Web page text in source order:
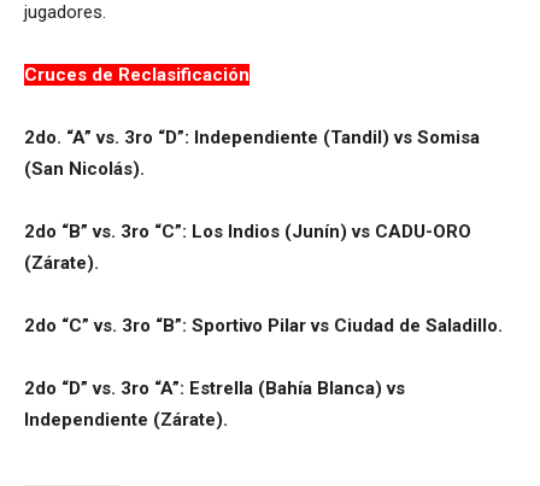
jugadores.
Cruces de Reclasificación
2do. “A” vs. 3ro “D”: Independiente (Tandil) vs Somisa
(San Nicolás).
2do “B” vs. 3ro “C”: Los Indios (Junín) vs CADU-ORO
(Zárate).
2do “C” vs. 3ro “B”: Sportivo Pilar vs Ciudad de Saladillo.
2do “D” vs. 3ro “A”: Estrella (Bahía Blanca) vs
Independiente (Zárate).